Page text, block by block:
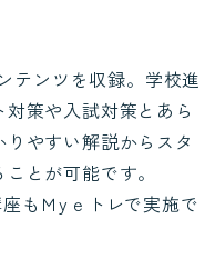
テンツを収録。学校進
策や入試対策とあら
やすい解説からスタ
とが可能です。
もＭyｅトレで実施で